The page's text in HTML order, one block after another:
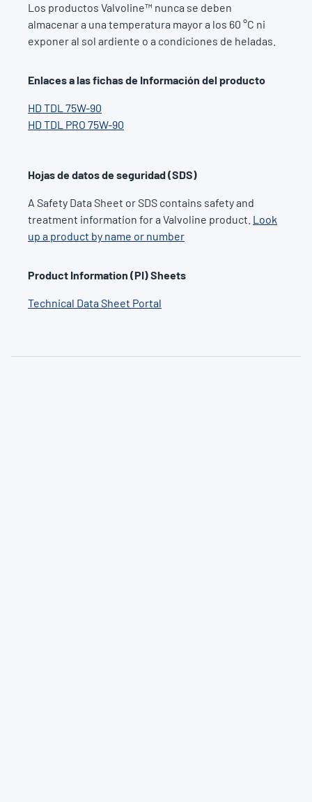
Los productos Valvoline™ nunca se deben
almacenar a una temperatura mayor a los 60 °C ni
exponer al sol ardiente o a condiciones de heladas.
Enlaces a las fichas de Información del producto
HD TDL 75W-90
HD TDL PRO 75W-90
Hojas de datos de seguridad (SDS)
A Safety Data Sheet or SDS contains safety and
treatment information for a Valvoline product. Look
up a product by name or number
Product Information (PI) Sheets
Technical Data Sheet Portal